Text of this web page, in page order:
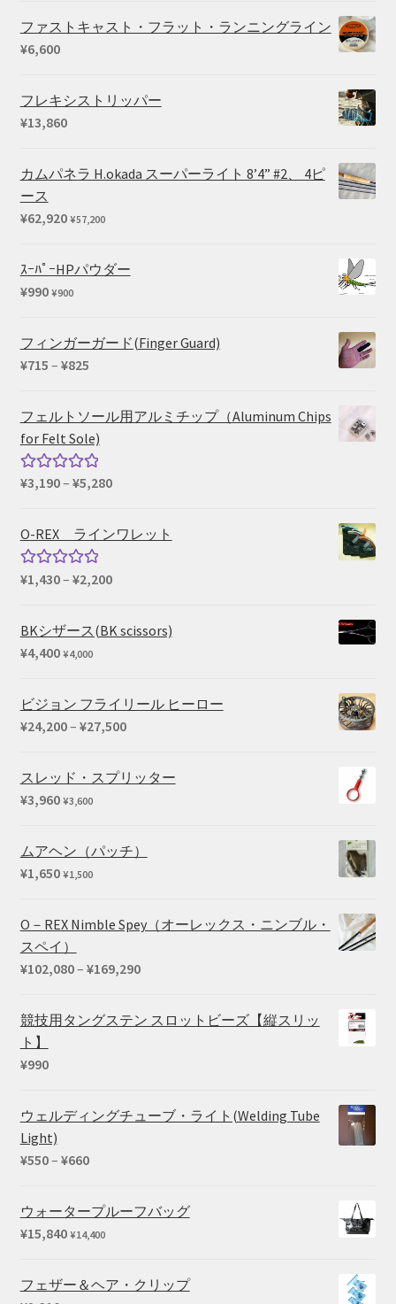
帯:
ファストキャスト・フラット・ランニングライン
¥6,600
フレキシストリッパー
¥13,860
カムパネラ H.okada スーパーライト 8’4” #2、 4ピ
ース
¥62,920 ¥57,200
ｽｰﾊﾟｰHPパウダー
¥990 ¥900
フィンガーガード(Finger Guard)
¥715 – ¥825価
帯:
¥715
–
フェルトソール用アルミチップ（Aluminum Chips
for Felt Sole)
5段階中
¥3,190– ¥5,280価
帯:
O-REX ラインワレット
5段階中
¥1,430– ¥2,200価
帯:
BKシザース(BK scissors)
¥4,400 ¥4,000
ビジョン フライリール ヒーロー
¥24,200– ¥27,500価
帯:
スレッド・スプリッター
¥3,960 ¥3,600
ムアヘン（パッチ）
¥1,650 ¥1,500
O－REX Nimble Spey（オーレックス・ニンブル・
スペイ）
¥102,080– ¥169,290価
帯:
競技用タングステン スロットビーズ【縦スリッ
ト】
¥990
ウェルディングチューブ・ライト(Welding Tube
Light)
¥550– ¥660価
帯:
ウォータープルーフバッグ
¥15,840 ¥14,400
フェザー＆ヘア・クリップ